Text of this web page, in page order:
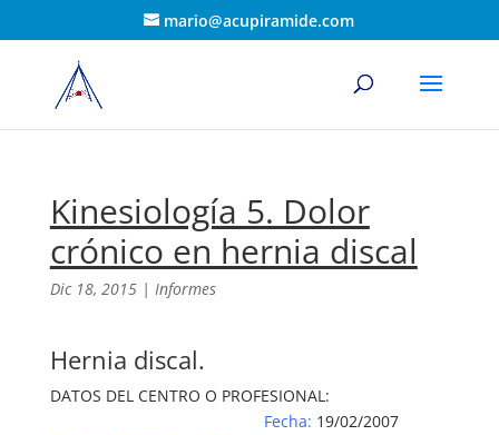
mario@acupiramide.com
Kinesiología 5. Dolor
crónico en hernia discal
Dic 18, 2015| Informes
Hernia discal.
DATOS DEL CENTRO O PROFESIONAL:
Fecha: 19/02/2007